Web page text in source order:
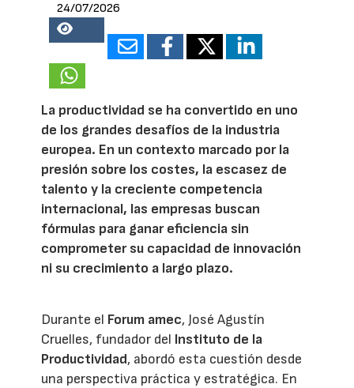
24/07/2026
18438
La productividad se ha convertido en uno
de los grandes desafíos de la industria
europea. En un contexto marcado por la
presión sobre los costes, la escasez de
talento y la creciente competencia
internacional, las empresas buscan
fórmulas para ganar eficiencia sin
comprometer su capacidad de innovación
ni su crecimiento a largo plazo.
Durante el Forum amec, José Agustín
Cruelles, fundador del Instituto de la
Productividad, abordó esta cuestión desde
una perspectiva práctica y estratégica. En